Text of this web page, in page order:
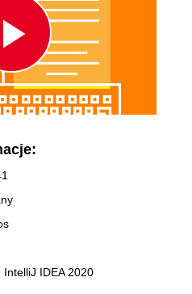
Play
Video
IDEA 2020